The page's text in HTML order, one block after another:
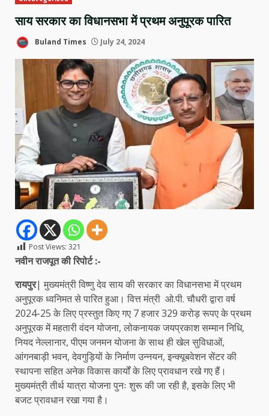
साय सरकार का विधानसभा में प्रथम अनुपूरक पारित
Buland Times July 24, 2024
Post Views: 321
नवीन राजपूत की रिपोर्ट :-
रायपुर| मुख्यमंत्री विष्णु देव साय की सरकार का विधानसभा में प्रथम
अनुपूरक ध्वनिमत से पारित हुआ। वित्त मंत्री ओ.पी. चौधरी द्वारा वर्ष
2024-25 के लिए प्रस्तुत किए गए 7 हजार 329 करोड़ रूपए के प्रथम
अनुपूरक में महतारी वंदन योजना, लोकनायक जयप्रकाश सम्मान निधि,
नियद नेल्लानार, पीएम जनमन योजना के साथ ही खेल सुविधाओं,
आंगनबाड़ी भवन, देवगुड़ियों के निर्माण उन्नयन, इन्क्यूबवेशन सेंटर की
स्थापना सहित अनेक विकास कार्यों के लिए प्रावधान रखे गए हैं।
मुख्यमंत्री तीर्थ यात्रा योजना पुनः शुरू की जा रही है, इसके लिए भी
बजट प्रावधान रखा गया है।